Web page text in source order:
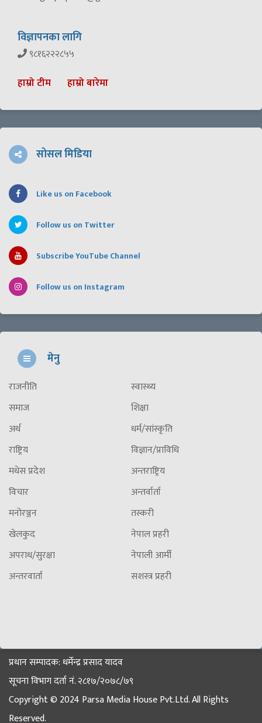
विज्ञापनका लागि
९८१६२२२८५५
हाम्रो टीम हाम्रो बारेमा
सोसल मिडिया
Like us on Facebook
Follow us on Twitter
Subscribe YouTube Channel
Follow us on Instagram
मेनु
राजनीति
समाज
अर्थ
राष्ट्रिय
मधेस प्रदेश
विचार
मनोरञ्जन
खेलकुद
अपराध/सुरक्षा
अन्तरवार्ता
स्वास्थ्य
शिक्षा
धर्म/सांस्कृति
विज्ञान/प्राविधि
अन्तराष्ट्रिय
अन्तर्वार्ता
तस्करी
नेपाल प्रहरी
नेपाली आर्मी
सशस्त्र प्रहरी
प्रधान सम्पादक: धर्मेन्द्र प्रसाद यादव
सूचना विभाग दर्ता नं. २८१७/२०७८/७९
Copyright © 2024 Parsa Media House Pvt.Ltd. All Rights
Reserved.